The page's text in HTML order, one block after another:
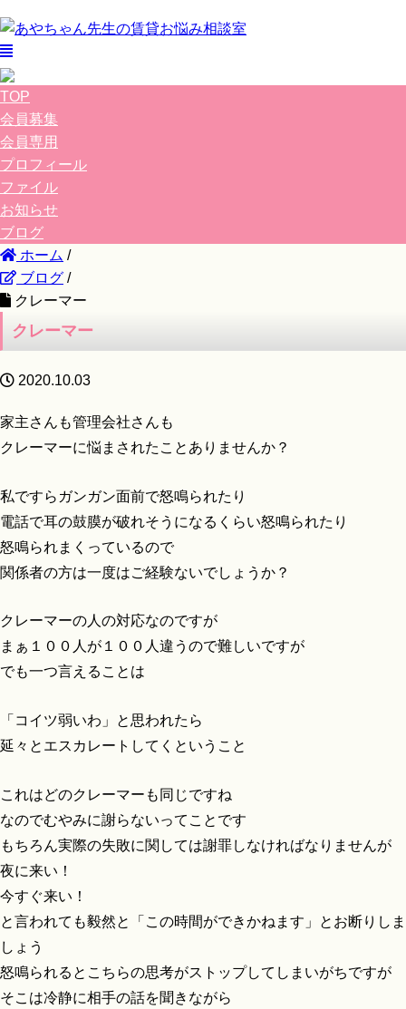
TOP
会員募集
会員専用
プロフィール
ファイル
お知らせ
ブログ
ホーム /
ブログ /
クレーマー
クレーマー
2020.10.03
家主さんも管理会社さんも
クレーマーに悩まされたことありませんか？
私ですらガンガン面前で怒鳴られたり
電話で耳の鼓膜が破れそうになるくらい怒鳴られたり
怒鳴られまくっているので
関係者の方は一度はご経験ないでしょうか？
クレーマーの人の対応なのですが
まぁ１００人が１００人違うので難しいですが
でも一つ言えることは
「コイツ弱いわ」と思われたら
延々とエスカレートしてくということ
これはどのクレーマーも同じですね
なのでむやみに謝らないってことです
もちろん実際の失敗に関しては謝罪しなければなりませんが
夜に来い！
今すぐ来い！
と言われても毅然と「この時間ができかねます」とお断りしま
しょう
怒鳴られるとこちらの思考がストップしてしまいがちですが
そこは冷静に相手の話を聞きながら